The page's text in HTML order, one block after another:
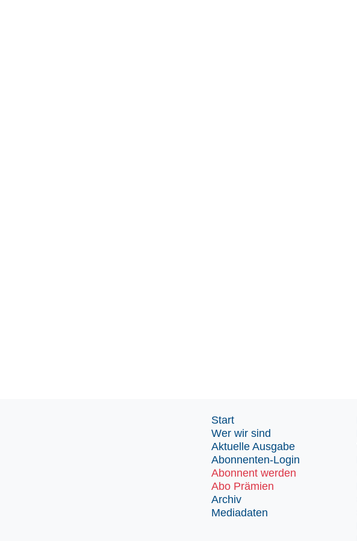
Start
Wer wir sind
Aktuelle Ausgabe
Abonnenten-Login
Abonnent werden
Abo Prämien
Archiv
Mediadaten